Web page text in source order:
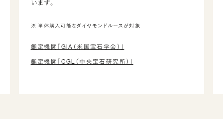
います。
※ 単体購入可能なダイヤモンドルースが対象
鑑定機関「GIA（米国宝石学会）」
鑑定機関「CGL（中央宝石研究所）」